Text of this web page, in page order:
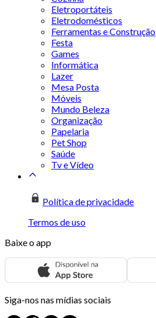
Eletroportáteis
Eletrodomésticos
Ferramentas e Construção
Festa
Games
Informática
Lazer
Mesa Posta
Móveis
Mundo Beleza
Organização
Papelaria
Pet Shop
Saúde
Tv e Vídeo
Política de privacidade
Termos de uso
Baixe o app
Siga-nos nas mídias sociais